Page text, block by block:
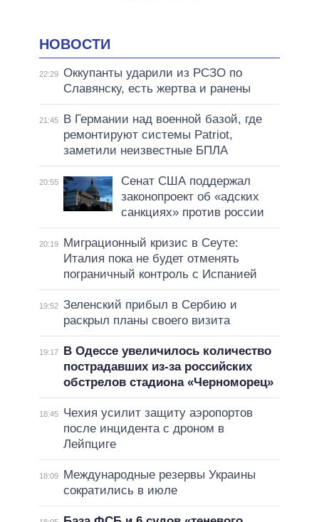
НОВОСТИ
22:29 Оккупанты ударили из РСЗО по
Славянску, есть жертва и ранены
21:45
В Германии над военной базой, где
ремонтируют системы Patriot,
заметили неизвестные БПЛА
20:55
Сенат США поддержал
законопроект об «адских
санкциях» против россии
20:19
Миграционный кризис в Сеуте:
Италия пока не будет отменять
пограничный контроль с Испанией
19:52 Зеленский прибыл в Сербию и
раскрыл планы своего визита
19:17
В Одессе увеличилось количество
пострадавших из-за российских
обстрелов стадиона «Черноморец»
18:45
Чехия усилит защиту аэропортов
после инцидента с дроном в
Лейпциге
18:09
Международные резервы Украины
сократились в июле